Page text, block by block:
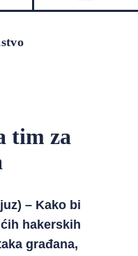
tim za
– Kako bi
hakerskih
građana,